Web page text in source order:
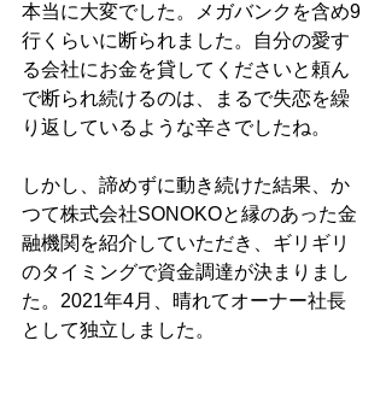
本当に大変でした。メガバンクを含め9
行くらいに断られました。自分の愛す
る会社にお金を貸してくださいと頼ん
で断られ続けるのは、まるで失恋を繰
り返しているような辛さでしたね。
しかし、諦めずに動き続けた結果、か
つて株式会社SONOKOと縁のあった金
融機関を紹介していただき、ギリギリ
のタイミングで資金調達が決まりまし
た。2021年4月、晴れてオーナー社長
として独立しました。